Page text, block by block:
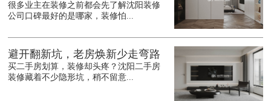
很多业主在装修之前都会先了解沈阳装修
公司口碑最好的是哪家，装修怕...
避开翻新坑，老房焕新少走弯路
买二手房划算，装修却头疼？沈阳二手房
装修藏着不少隐形坑，稍不留意...